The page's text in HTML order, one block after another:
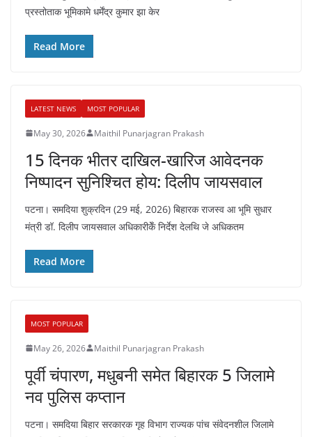
प्रस्तोताक भूमिकामे धर्मेंद्र कुमार झा केर
Read More
LATEST NEWS MOST POPULAR
May 30, 2026 Maithil Punarjagran Prakash
15 दिनक भीतर दाखिल-खारिज आवेदनक
निष्पादन सुनिश्चित होय: दिलीप जायसवाल
पटना। समदिया शुक्रदिन (29 मई, 2026) बिहारक राजस्व आ भूमि सुधार
मंत्री डॉ. दिलीप जायसवाल अधिकारीकेँ निर्देश देलथि जे अधिकतम
Read More
MOST POPULAR
May 26, 2026 Maithil Punarjagran Prakash
पूर्वी चंपारण, मधुबनी समेत बिहारक 5 जिलामे
नव पुलिस कप्तान
पटना। समदिया बिहार सरकारक गृह विभाग राज्यक पांच संवेदनशील जिलामे